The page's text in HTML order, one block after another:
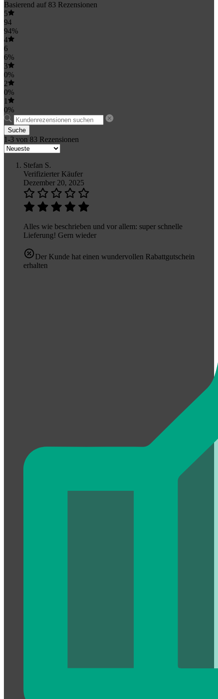
Basierend auf 83 Rezensionen
5
94
94%
4
6
6%
3
0%
2
0%
1
0%
Suche
1-3 von 83 Rezensionen
Stefan S.
Verifizierter Käufer
Dezember 20, 2025
Alles wie beschrieben und vor allem: super schnelle
Lieferung! Gern wieder
Der Kunde hat einen wundervollen Rabattgutschein
erhalten